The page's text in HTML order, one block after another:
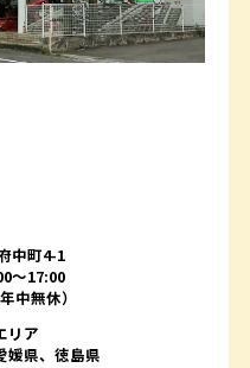
中町4-1
～17:00
中無休）
リア
媛県、徳島県